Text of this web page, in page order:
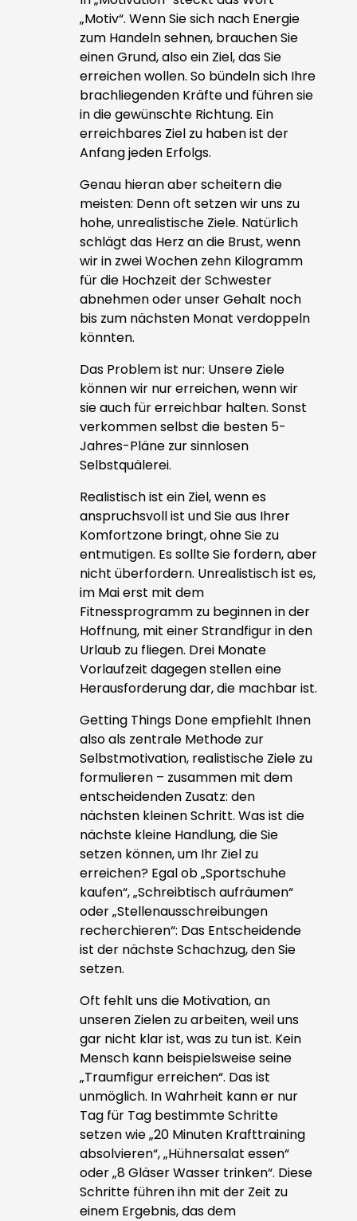
„Motiv“. Wenn Sie sich nach Energie
zum Handeln sehnen, brauchen Sie
einen Grund, also ein Ziel, das Sie
erreichen wollen. So bündeln sich Ihre
brachliegenden Kräfte und führen sie
in die gewünschte Richtung. Ein
erreichbares Ziel zu haben ist der
Anfang jeden Erfolgs.
Genau hieran aber scheitern die
meisten: Denn oft setzen wir uns zu
hohe, unrealistische Ziele. Natürlich
schlägt das Herz an die Brust, wenn
wir in zwei Wochen zehn Kilogramm
für die Hochzeit der Schwester
abnehmen oder unser Gehalt noch
bis zum nächsten Monat verdoppeln
könnten.
Das Problem ist nur: Unsere Ziele
können wir nur erreichen, wenn wir
sie auch für erreichbar halten. Sonst
verkommen selbst die besten 5-
Jahres-Pläne zur sinnlosen
Selbstquälerei.
Realistisch ist ein Ziel, wenn es
anspruchsvoll ist und Sie aus Ihrer
Komfortzone bringt, ohne Sie zu
entmutigen. Es sollte Sie fordern, aber
nicht überfordern. Unrealistisch ist es,
im Mai erst mit dem
Fitnessprogramm zu beginnen in der
Hoffnung, mit einer Strandfigur in den
Urlaub zu fliegen. Drei Monate
Vorlaufzeit dagegen stellen eine
Herausforderung dar, die machbar ist.
Getting Things Done empfiehlt Ihnen
also als zentrale Methode zur
Selbstmotivation, realistische Ziele zu
formulieren – zusammen mit dem
entscheidenden Zusatz: den
nächsten kleinen Schritt. Was ist die
nächste kleine Handlung, die Sie
setzen können, um Ihr Ziel zu
erreichen? Egal ob „Sportschuhe
kaufen“, „Schreibtisch aufräumen“
oder „Stellenausschreibungen
recherchieren“: Das Entscheidende
ist der nächste Schachzug, den Sie
setzen.
Oft fehlt uns die Motivation, an
unseren Zielen zu arbeiten, weil uns
gar nicht klar ist, was zu tun ist. Kein
Mensch kann beispielsweise seine
„Traumfigur erreichen“. Das ist
unmöglich. In Wahrheit kann er nur
Tag für Tag bestimmte Schritte
setzen wie „20 Minuten Krafttraining
absolvieren“, „Hühnersalat essen“
oder „8 Gläser Wasser trinken“. Diese
Schritte führen ihn mit der Zeit zu
einem Ergebnis, das dem